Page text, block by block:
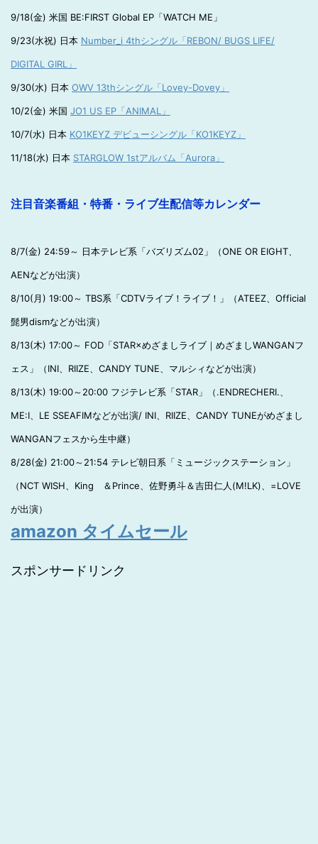
9/18(金) 米国 BE:FIRST Global EP「WATCH ME」
9/23(水祝) 日本 Number_i 4thシングル「REBON/ BUGS LIFE/
DIGITAL GIRL」
9/30(水) 日本 OWV 13thシングル「Lovey-Dovey」
10/2(金) 米国 JO1 US EP「ANIMAL」
10/7(水) 日本 KO1KEYZ デビューシングル「KO1KEYZ」
11/18(水) 日本 STARGLOW 1stアルバム「Aurora」
注目音楽番組・特番・ライブ生配信等カレンダー
8/7(金) 24:59～ 日本テレビ系「バズリズム02」（ONE OR EIGHT、
AENなどが出演）
8/10(月) 19:00～ TBS系「CDTVライブ！ライブ！」（ATEEZ、Official
髭男dismなどが出演）
8/13(木) 17:00～ FOD「STAR×めざましライブ｜めざましWANGANフ
ェス」（INI、RIIZE、CANDY TUNE、マルシィなどが出演）
8/13(木) 19:00～20:00 フジテレビ系「STAR」（.ENDRECHERI.、
ME:I、LE SSEAFIMなどが出演/ INI、RIIZE、CANDY TUNEがめざまし
WANGANフェスから生中継）
8/28(金) 21:00～21:54 テレビ朝日系「ミュージックステーション」
（NCT WISH、King ＆Prince、佐野勇斗＆吉田仁人(M!LK)、=LOVE
が出演）
amazon タイムセール
スポンサードリンク